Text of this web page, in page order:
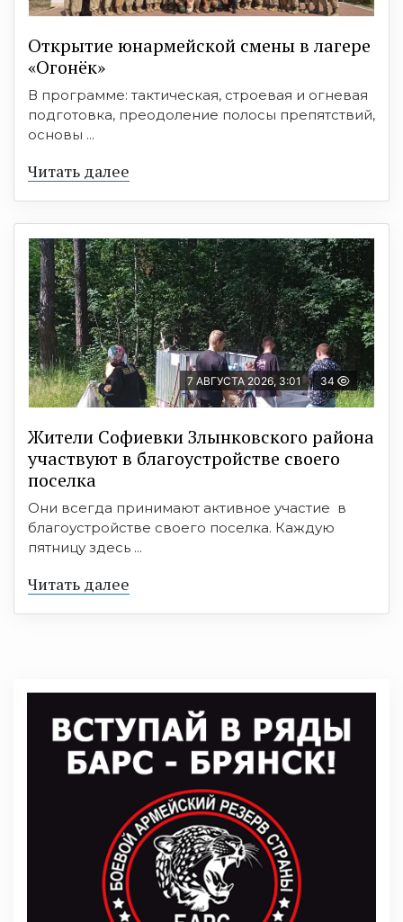
Открытие юнармейской смены в лагере
«Огонёк»
В программе: тактическая, строевая и огневая
подготовка, преодоление полосы препятствий,
основы ...
Читать далее
7 АВГУСТА 2026, 3:01 34
Жители Софиевки Злынковского района
участвуют в благоустройстве своего
поселка
Они всегда принимают активное участие в
благоустройстве своего поселка. Каждую
пятницу здесь ...
Читать далее